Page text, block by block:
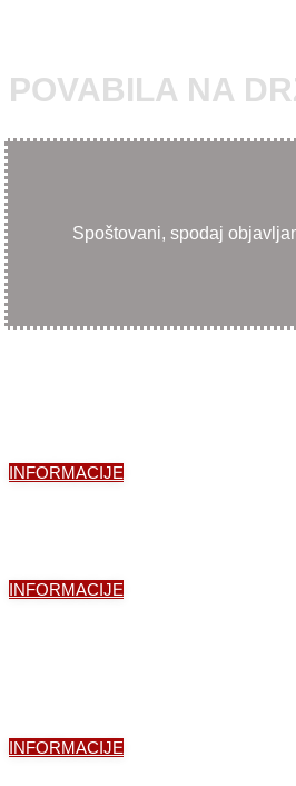
POVABILA NA
Spoštovani, spodaj
INFORMACIJE
INFORMACIJE
INFORMACIJE